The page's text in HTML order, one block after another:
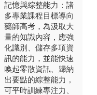
記憶與綜整能力：諸
多專業課程目標導向
藥師高考，為汲取大
量的知識內容，應強
化識別、儲存多項資
訊的能力，並能快速
喚起零散資訊、歸納
出要點的綜整能力，
可平時訓練專注力、